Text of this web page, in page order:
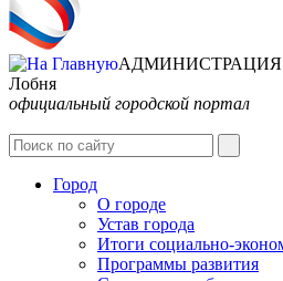
АДМИНИСТРАЦИЯ
Лобня
официальный городской портал
Город
О городе
Устав города
Итоги социально-
Программы развития